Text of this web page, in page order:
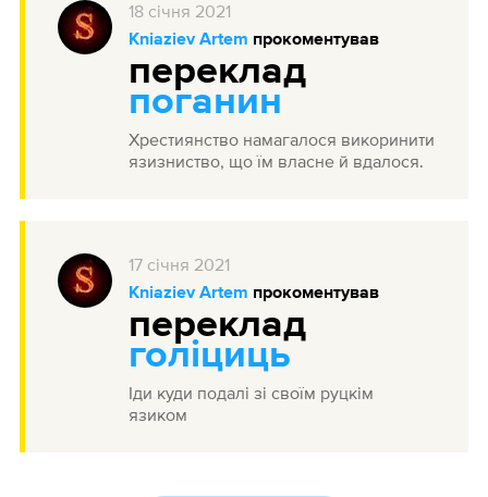
18 січня 2021
Kniaziev Artem прокоментував
переклад
поганин
Хрестиянство намагалося викоринити
язизниство, що їм власне й вдалося.
17 січня 2021
Kniaziev Artem прокоментував
переклад
голіциць
Іди куди подалі зі своїм руцкім
язиком